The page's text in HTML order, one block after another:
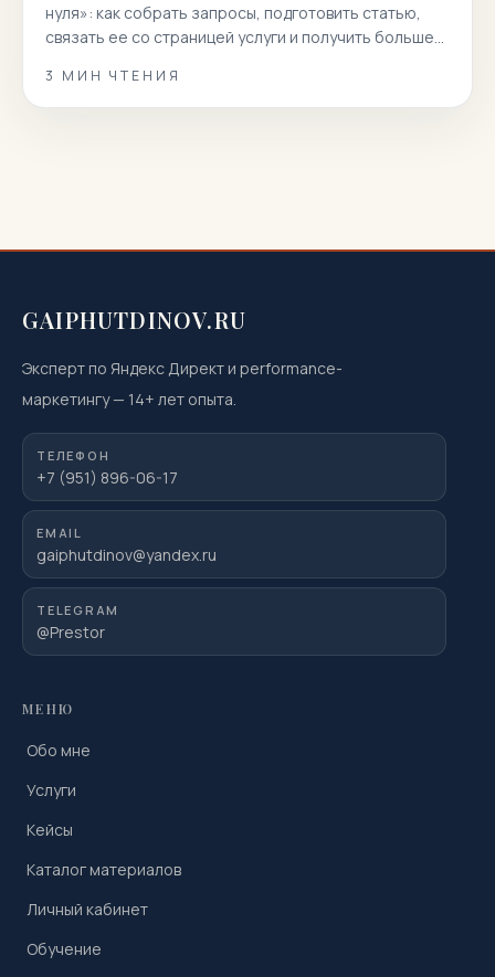
нуля»: как собрать запросы, подготовить статью,
связать ее со страницей услуги и получить больше
3 МИН ЧТЕНИЯ
GAIPHUTDINOV.RU
Эксперт по Яндекс Директ и performance-
маркетингу— 14+ лет опыта.
ТЕЛЕФОН
+7 (951) 896-06-17
EMAIL
gaiphutdinov@yandex.ru
TELEGRAM
@Prestor
МЕНЮ
Обо мне
Услуги
Кейсы
Каталог материалов
Личный кабинет
Обучение